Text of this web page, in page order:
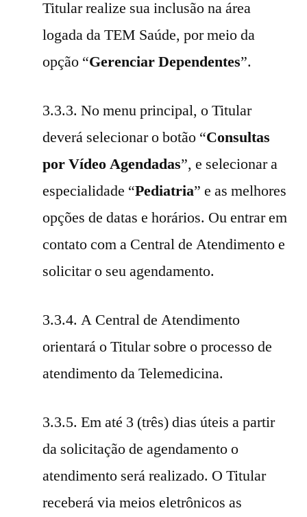
Titular realize sua inclusão na área
logada da TEM Saúde, por meio da
opção “Gerenciar Dependentes”.
3.3.3. No menu principal, o Titular
deverá selecionar o botão “Consultas
por Vídeo Agendadas”, e selecionar a
especialidade “Pediatria” e as melhores
opções de datas e horários. Ou entrar em
contato com a Central de Atendimento e
solicitar o seu agendamento.
3.3.4. A Central de Atendimento
orientará o Titular sobre o processo de
atendimento da Telemedicina.
3.3.5. Em até 3 (três) dias úteis a partir
da solicitação de agendamento o
atendimento será realizado. O Titular
receberá via meios eletrônicos as